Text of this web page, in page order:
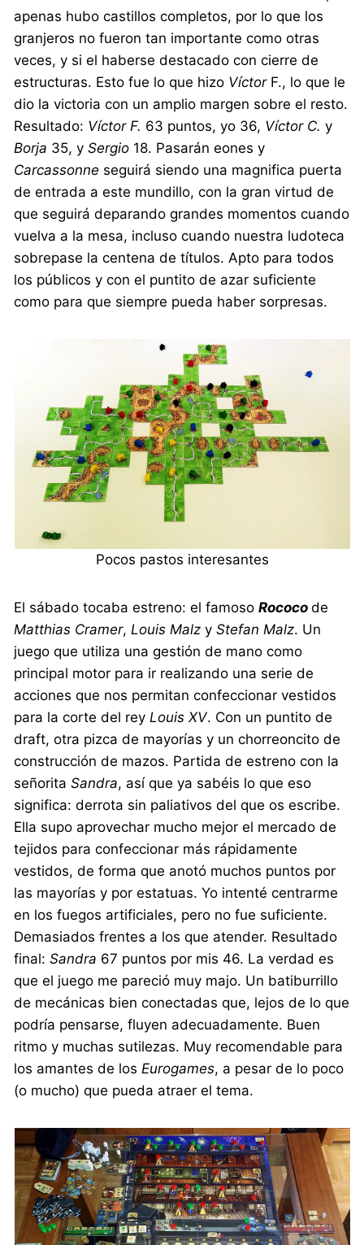
apenas hubo castillos completos, por lo que los
granjeros no fueron tan importante como otras
veces, y si el haberse destacado con cierre de
estructuras. Esto fue lo que hizo VíctorF., lo que le
dio la victoria con un amplio margen sobre el resto.
Resultado: Víctor F. 63 puntos, yo 36, Víctor C. y
Borja 35, ySergio 18. Pasarán eones y
Carcassonne seguirá siendo una magnifica puerta
de entrada a este mundillo, con la gran virtud de
que seguirá deparando grandes momentos cuando
vuelva a la mesa, incluso cuando nuestra ludoteca
sobrepase la centena de títulos. Apto para todos
los públicos y con el puntito de azar suficiente
como para que siempre pueda haber sorpresas.
Pocos pastos interesantes
El sábado tocaba estreno: el famosoRococode
Matthias Cramer,Louis MalzyStefan Malz. Un
juego que utiliza una gestión de mano como
principal motor para ir realizando una serie de
acciones que nos permitan confeccionar vestidos
para la corte del reyLouis XV. Con un puntito de
draft, otra pizca de mayorías y un chorreoncito de
construcción de mazos. Partida de estreno con la
señoritaSandra, así que ya sabéis lo que eso
significa: derrota sin paliativos del que os escribe.
Ella supo aprovechar mucho mejor el mercado de
tejidos para confeccionar más rápidamente
vestidos, de forma que anotó muchos puntos por
las mayorías y por estatuas. Yo intenté centrarme
en los fuegos artificiales, pero no fue suficiente.
Demasiados frentes a los que atender. Resultado
final:Sandra 67 puntos por mis 46. La verdad es
que el juego me pareció muy majo. Un batiburrillo
de mecánicas bien conectadas que, lejos de lo que
podría pensarse, fluyen adecuadamente. Buen
ritmo y muchas sutilezas. Muy recomendable para
los amantes de losEurogames, a pesar de lo poco
(o mucho) que pueda atraer el tema.